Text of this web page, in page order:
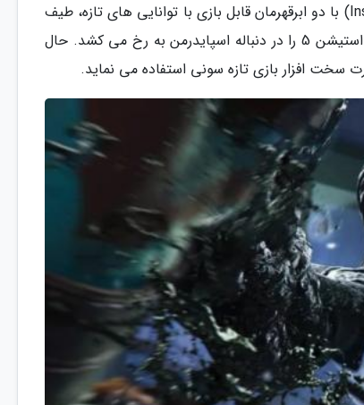
به گزارش دنیای راه راه، استودیوی اینسامنیاک گیمز (Insomniac Games) با دو ابرقهرمان قابل بازی با توانایی های تازه، طیف
متنوعی از تبهکاران و شهری که تقریبا دو برابر شده است، قدرت پلی استیشن 5 را در دنباله اسپایدرمن به رخ می کشد. حال